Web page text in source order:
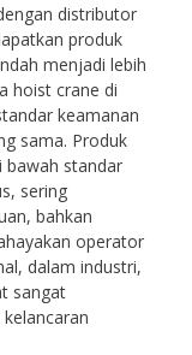
distributor
produk
menjadi lebih
hoist crane di
keamanan
sama. Produk
bawah standar
sering
bahkan
operator
dalam industri,
sangat